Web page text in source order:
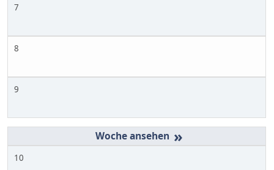
7
8
9
»
10